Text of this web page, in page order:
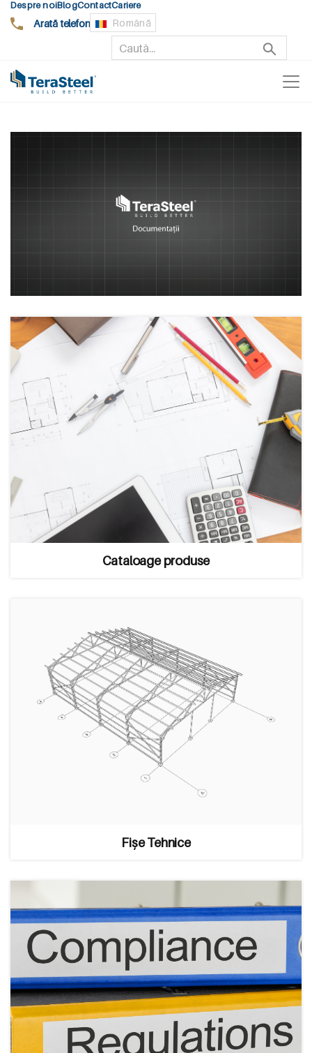
Despre noiBlogContactCariere
Arată telefon Română
Cataloage produse
Fișe Tehnice